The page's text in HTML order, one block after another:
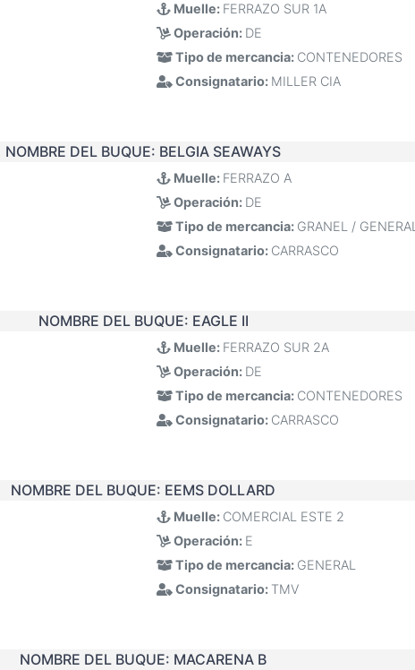
Muelle: FERRAZO SUR 1A
Operación: DE
Tipo de mercancia: CONTENEDORES
Consignatario: MILLER CIA
NOMBRE DEL BUQUE: BELGIA SEAWAYS
Muelle: FERRAZO A
Operación: DE
Tipo de mercancia: GRANEL / GENERAL
Consignatario: CARRASCO
NOMBRE DEL BUQUE: EAGLE II
Muelle: FERRAZO SUR 2A
Operación: DE
Tipo de mercancia: CONTENEDORES
Consignatario: CARRASCO
NOMBRE DEL BUQUE: EEMS DOLLARD
Muelle: COMERCIAL ESTE 2
Operación: E
Tipo de mercancia: GENERAL
Consignatario: TMV
NOMBRE DEL BUQUE: MACARENA B